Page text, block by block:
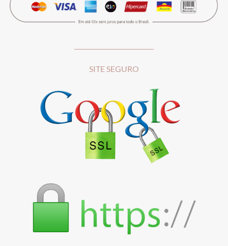
SITE SEGURO